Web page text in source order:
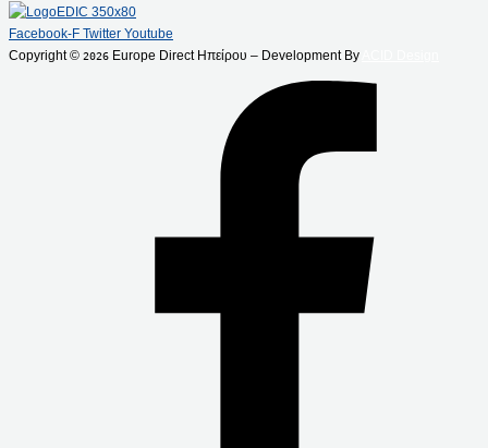
Facebook-F Twitter Youtube
Copyright © 2026 Europe Direct Ηπείρου – Development By